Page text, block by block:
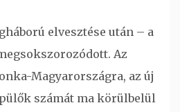
elvesztése után – a
Az
Magyarországra, az új
számát ma körülbelül